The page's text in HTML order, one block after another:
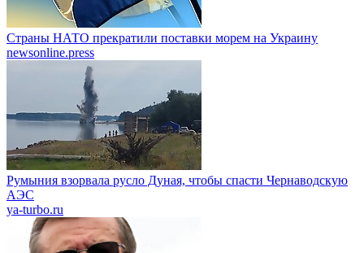
Страны НАТО прекратили поставки морем на Украину
newsonline.press
Румыния взорвала русло Дуная, чтобы спасти Чернаводскую
АЭС
ya-turbo.ru